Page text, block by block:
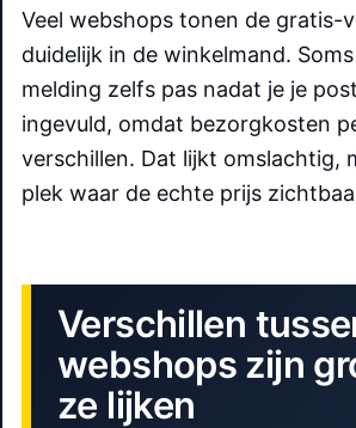
Veel webshops tonen de gratis-
duidelijk in de winkelmand.
melding zelfs pas nadat je je
ingevuld, omdat bezorgkosten
verschillen. Dat lijkt omslachtig,
plek waar de echte prijs
Verschillen
webshops zijn
ze lijken